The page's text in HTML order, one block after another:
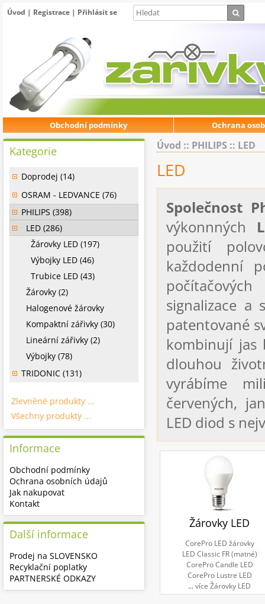
Úvod | Registrace | Přihlásit se
Obchodní podmínky Ochrana
Úvod :: PHILIPS :: LED
LED
Společnost
výkonnných
použití
každodenní
signalizace a
patentované
kombinují jas
dlouhou
vyrábíme
červených,
LED diod s
Žárovky LED
CorePro LED žárovky
LED Classic FR (matné)
CorePro Candle LED
CorePro Lustre LED
...více Žárovky LED
Kategorie
Doprodej (14)
OSRAM - LEDVANCE (76)
PHILIPS (398)
LED (286)
Žárovky LED (197)
Výbojky LED (46)
Trubice LED (43)
Žárovky (2)
Halogenové žárovky
Kompaktní zářivky (30)
Lineární zářivky (2)
Výbojky (78)
TRIDONIC (131)
Zlevněné produkty ...
Všechny produkty ...
Informace
Obchodní podmínky
Ochrana osobních údajů
Jak nakupovat
Kontakt
Další informace
Prodej na SLOVENSKO
Recyklační poplatky
PARTNERSKÉ ODKAZY